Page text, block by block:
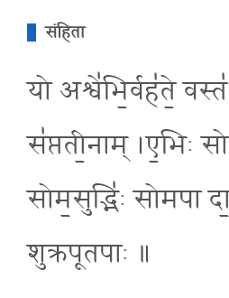
संहिता
यो अश्वे॑भि॒र्वह॑ते॒ वस्त॑
स॑प्तती॒नाम् ।ए॒भिः
सोम॒सुद्भि॑ः सोमपा
शुक्रपूतपाः ॥